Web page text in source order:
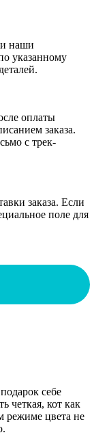
наши
указанному
оплаты
заказа.
с трек-
заказа. Если
поле для
себе
четкая, кот как
режиме цвета не